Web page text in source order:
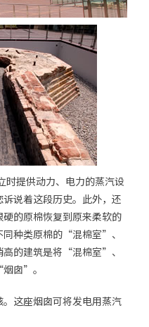
时提供动力、电力的蒸汽设
说着这段历史。此外，还
的原棉恢复到原来柔软的
种类原棉的“混棉室”、
的建筑是将“混棉室”、
囱”。
这座烟囱可将发电用蒸汽